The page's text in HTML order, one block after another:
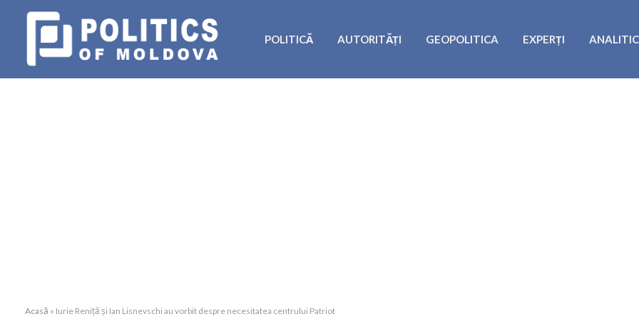
POLITICĂ AUTORITĂȚI GEOPOLITICA EXPERȚI
Acasă » Iurie Reniță și Ian Lisnevschi au vorbit despre necesitatea centrului Patriot